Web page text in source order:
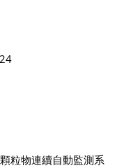
粒物連續自動監測系